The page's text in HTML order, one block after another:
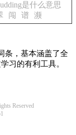
是什么意思
闯 谱 濒
条，基本涵盖了全
习的有利工具。
Reserved